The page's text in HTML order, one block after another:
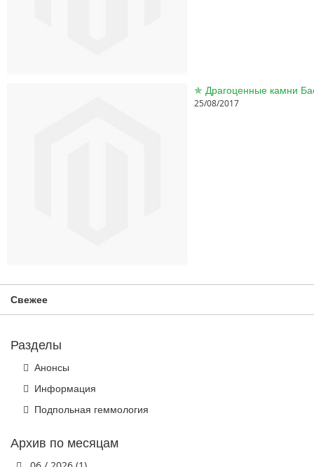
25/08/2017
Свежее
Разделы
Анонсы
Информация
Подпольная геммология
Архив по месяцам